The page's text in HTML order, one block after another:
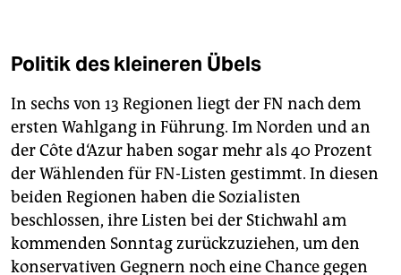
Politik des kleineren Übels
In sechs von 13 Regionen liegt der FN nach dem
ersten Wahlgang in Führung. Im Norden und an
der Côte d‘Azur haben sogar mehr als 40 Prozent
der Wählenden für FN-Listen gestimmt. In diesen
beiden Regionen haben die Sozialisten
beschlossen, ihre Listen bei der Stichwahl am
kommenden Sonntag zurückzuziehen, um den
konservativen Gegnern noch eine Chance gegen